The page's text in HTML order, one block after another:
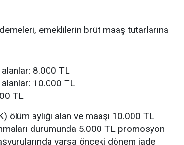
emeklilerin brüt maaş tutarlarına
8.000 TL
10.000 TL
TL
ölüm aylığı alan ve maaşı 10.000 TL
durumunda 5.000 TL promosyon
varsa önceki dönem iade